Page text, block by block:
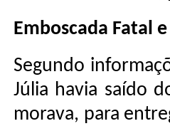
Emboscada Fatal
Segundo
Júlia havia saído
morava, para